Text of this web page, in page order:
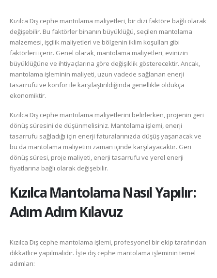
Kızılca Dış cephe mantolama maliyetleri, bir dizi faktöre bağlı olarak
değişebilir. Bu faktörler binanın büyüklüğü, seçilen mantolama
malzemesi, işçilik maliyetleri ve bölgenin iklim koşulları gibi
faktörleri içerir. Genel olarak, mantolama maliyetleri, evinizin
büyüklüğüne ve ihtiyaçlarına göre değişiklik gösterecektir. Ancak,
mantolama işleminin maliyeti, uzun vadede sağlanan enerji
tasarrufu ve konfor ile karşılaştırıldığında genellikle oldukça
ekonomiktir.
Kızılca Dış cephe mantolama maliyetlerini belirlerken, projenin geri
dönüş süresini de düşünmelisiniz. Mantolama işlemi, enerji
tasarrufu sağladığı için enerji faturalarınızda düşüş yaşanacak ve
bu da mantolama maliyetini zaman içinde karşılayacaktır. Geri
dönüş süresi, proje maliyeti, enerji tasarrufu ve yerel enerji
fiyatlarına bağlı olarak değişebilir.
KızılcaMantolama Nasıl Yapılır:
Adım Adım Kılavuz
Kızılca Dış cephe mantolama işlemi, profesyonel bir ekip tarafından
dikkatlice yapılmalıdır. İşte dış cephe mantolama işleminin temel
adımları: